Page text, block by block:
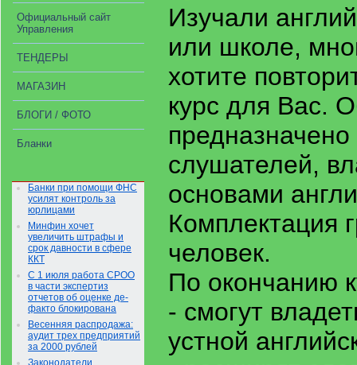
Официальный сайт
Управления
ТЕНДЕРЫ
МАГАЗИН
БЛОГИ / ФОТО
Бланки
Банки при помощи ФНС
усилят контроль за
юрлицами
Минфин хочет
увеличить штрафы и
срок давности в сфере
ККТ
С 1 июля работа СРОО
в части экспертиз
отчетов об оценке де-
факто блокирована
Весенняя распродажа:
аудит трех предприятий
за 2000 рублей
Законодатели
Изучали
или школе,
хотите
курс для Вас.
слушателей,
основами
Комплектация
человек.
По окончанию
- смогут
устной